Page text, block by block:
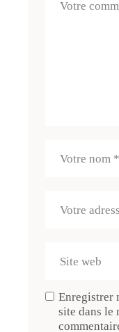
Enregistrer
site dans le